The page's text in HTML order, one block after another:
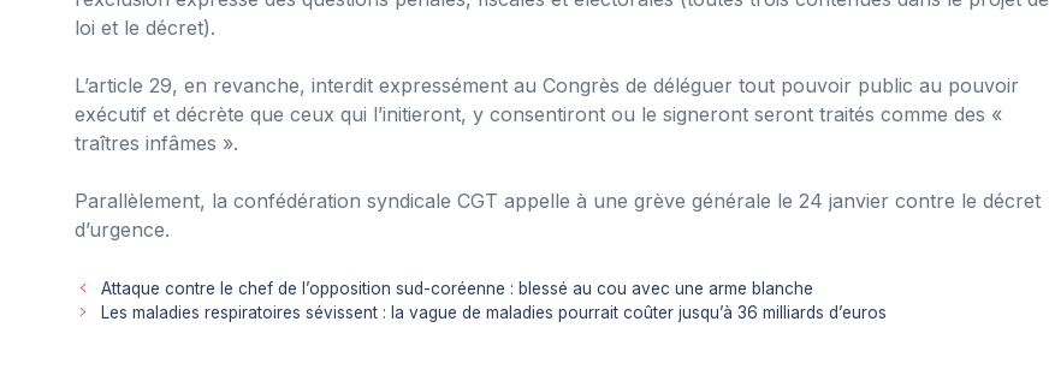
loi et le décret).
L’article 29, en revanche, interdit expressément au Congrès de déléguer tout pouvoir public au pouvoir
exécutif et décrète que ceux qui l’initieront, y consentiront ou le signeront seront traités comme des «
traîtres infâmes ».
Parallèlement, la confédération syndicale CGT appelle à une grève générale le 24 janvier contre le décret
d’urgence.
Attaque contre le chef de l’opposition sud-coréenne : blessé au cou avec une arme blanche
Les maladies respiratoires sévissent : la vague de maladies pourrait coûter jusqu’à 36 milliards d’euros